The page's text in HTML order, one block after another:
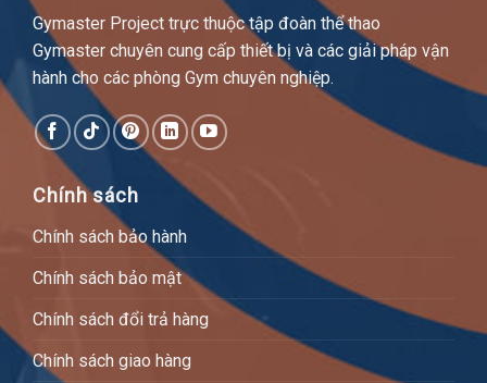
Gymaster Project trực thuộc tập đoàn thể thao
Gymaster chuyên cung cấp thiết bị và các giải pháp vận
hành cho các phòng Gym chuyên nghiệp.
Chính sách
Chính sách bảo hành
Chính sách bảo mật
Chính sách đổi trả hàng
Chính sách giao hàng